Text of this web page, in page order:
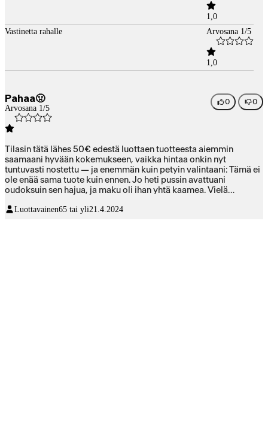
1,0
Vastinetta rahalle
Arvosana 1/5
1,0
Pahaa🤢
Arvosana 1/5
0 0
Tilasin tätä lähes 50€ edestä luottaen tuotteesta aiemmin
saamaani hyvään kokemukseen, vaikka hintaa onkin nyt
tuntuvasti nostettu — ja enemmän kuin petyin valintaani: Tämä ei
ole enää sama tuote kuin ennen. Jo heti pussin avattuani
oudoksuin sen hajua, ja maku oli ihan yhtä kaamea. Vielä
siiitäkin lähtevää lemua sen sinne kumottuani. Tämä on kyllä
Luottavainen65 tai yli21.4.2024